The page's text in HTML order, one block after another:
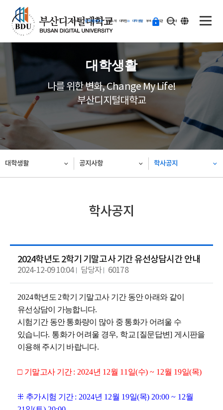
대학소개 입학지원센터 학과소개 대학원 대학생활 부속·부설기관 학사안내
등
하
기
ENG
대학생활
나를 위한 변화, Change My Life!
부산디지털대학교
대학생활 공지사항 학사공지
학사공지
2024학년도 2학기 기말고사 기간 유선상담시간 안내
2024-12-09 10:04 담당자 60178
2024학년도 2학기 기말고사 기간 동안 아래와 같이
유선상담이 가능합니다.
시험기간 동안 통화량이 많아 중 통화가 어려울 수
있습니다. 통화가 어려울 경우, 학교 [질문답변] 게시판을
이용해 주시기 바랍니다.
□ 기말고사 기간: 2024년 12월 11 일(수) ~ 12월 19일(목)
⁜ 추가시험 기간: 2024년 12월 19일(목) 20:00 ~ 12월